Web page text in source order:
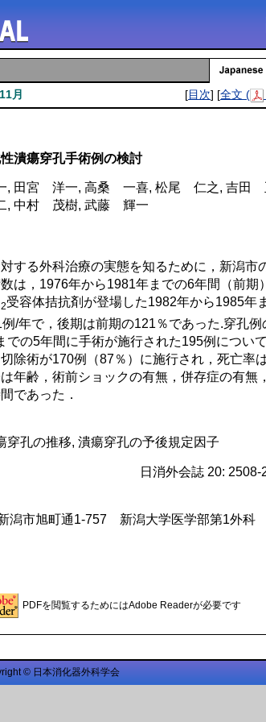
月 [目次] [全文 (
潰瘍穿孔手術例の検討
田宮 洋一, 高桑 一喜, 松尾 仁之, 吉田
, 中村 茂樹, 武藤 輝一
する外科治療の実態を知るために，新潟市
は，1976年から1981年までの6年間（前期
2受容体拮抗剤が登場した1982年から1985年
/年で，後期は前期の121％であった.穿孔例
での5年間に手術が施行された195例につい
除術が170例（87％）に施行され，死亡率
年齢，術前ショックの有無，併存症の有無
であった．
穿孔の推移, 潰瘍穿孔の予後規定因子
日消外会誌 20: 2508-
市旭町通1-757 新潟大学医学部第1外科
PDFを閲覧するためにはAdobe Readerが必要です
© 日本消化器外科学会